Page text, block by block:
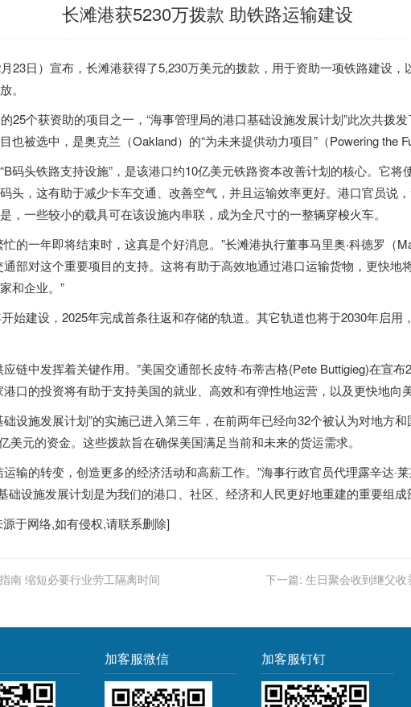
长滩港获5230万拨款 助铁路运输建设
23日）宣布，长滩港获得了5,230万美元的拨款，用于资助一项铁路建设，
。
25个获资助的项目之一，“海事管理局的港口基础设施发展计划”此次共拨
也被选中，是奥克兰（Oakland）的“为未来提供动力项目”（Powering the
码头铁路支持设施”，是该港口约10亿美元铁路资本改善计划的核心。它将
头，这有助于减少卡车交通、改善空气，并且运输效率更好。港口官员说
，一些较小的载具可在该设施内串联，成为全尺寸的一整辆穿梭火车。
的一年即将结束时，这真是个好消息。”长滩港执行董事马里奥‧科德罗（
通部对这个重要项目的支持。这将有助于高效地通过港口运输货物，更快地
和企业。”
始建设，2025年完成首条往返和存储的轨道。其它轨道也将于2030年启用
链中发挥着关键作用。”美国交通部长皮特·布蒂吉格(Pete Buttigieg)在宣
港口的投资将有助于支持美国的就业、高效和有弹性地运营，以及更快地向
础设施发展计划”的实施已进入第三年，在前两年已经向32个被认为对地方
美元的资金。这些拨款旨在确保美国满足当前和未来的货运需求。
输的转变，创造更多的经济活动和高薪工作。”海事行政官员代理露辛达·
础设施发展计划是为我们的港口、社区、经济和人民更好地重建的重要组
于网络,如有侵权,请联系删除]
南 缩短必要行业劳工隔离时间 下一篇: 生日聚会收到继父
加客服微信 加客服钉钉